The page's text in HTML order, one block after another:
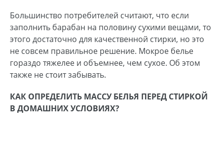
Большинство потребителей считают, что если
заполнить барабан на половину сухими вещами, то
этого достаточно для качественной стирки, но это
не совсем правильное решение. Мокрое белье
гораздо тяжелее и объемнее, чем сухое. Об этом
также не стоит забывать.
КАК ОПРЕДЕЛИТЬ МАССУ БЕЛЬЯ ПЕРЕД СТИРКОЙ
В ДОМАШНИХ УСЛОВИЯХ?